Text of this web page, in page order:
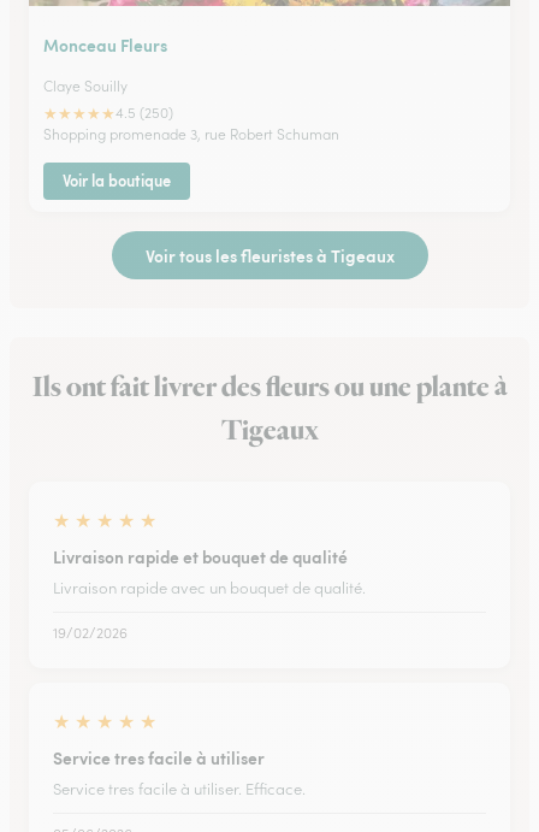
Monceau Fleurs
Claye Souilly
★★★★★4.5 (250)
Shopping promenade 3, rue Robert Schuman
Voir la boutique
Voir tous les fleuristes à Tigeaux
Ils ont fait livrer des fleurs ou une plante à
Tigeaux
★ ★ ★ ★ ★
Livraison rapide et bouquet de qualité
Livraison rapide avec un bouquet de qualité.
19/02/2026
★ ★ ★ ★ ★
Service tres facile à utiliser
Service tres facile à utiliser. Efficace.